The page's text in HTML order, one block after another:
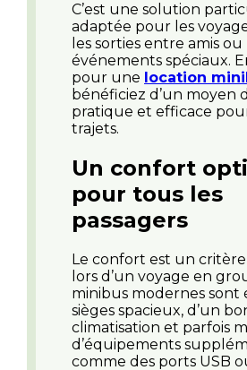
C’est une solution
adaptée pour les
les sorties entre amis ou
événements spéciaux.
pour une location
bénéficiez d’un moyen
pratique et efficace
trajets.
Un confort
pour tous les
passagers
Le confort est un critère
lors d’un voyage en
minibus modernes sont
sièges spacieux, d’un
climatisation et parfois
d’équipements
comme des ports USB